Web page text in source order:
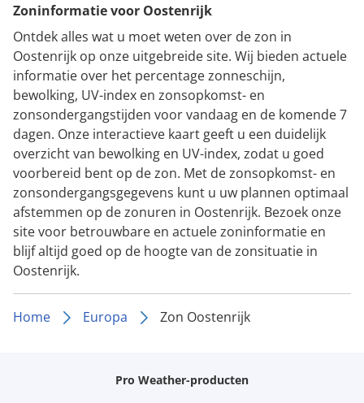
Zoninformatie voor Oostenrijk
Ontdek alles wat u moet weten over de zon in
Oostenrijk op onze uitgebreide site. Wij bieden actuele
informatie over het percentage zonneschijn,
bewolking, UV-index en zonsopkomst- en
zonsondergangstijden voor vandaag en de komende 7
dagen. Onze interactieve kaart geeft u een duidelijk
overzicht van bewolking en UV-index, zodat u goed
voorbereid bent op de zon. Met de zonsopkomst- en
zonsondergangsgegevens kunt u uw plannen optimaal
afstemmen op de zonuren in Oostenrijk. Bezoek onze
site voor betrouwbare en actuele zoninformatie en
blijf altijd goed op de hoogte van de zonsituatie in
Oostenrijk.
Home Europa Zon Oostenrijk
Pro Weather-producten